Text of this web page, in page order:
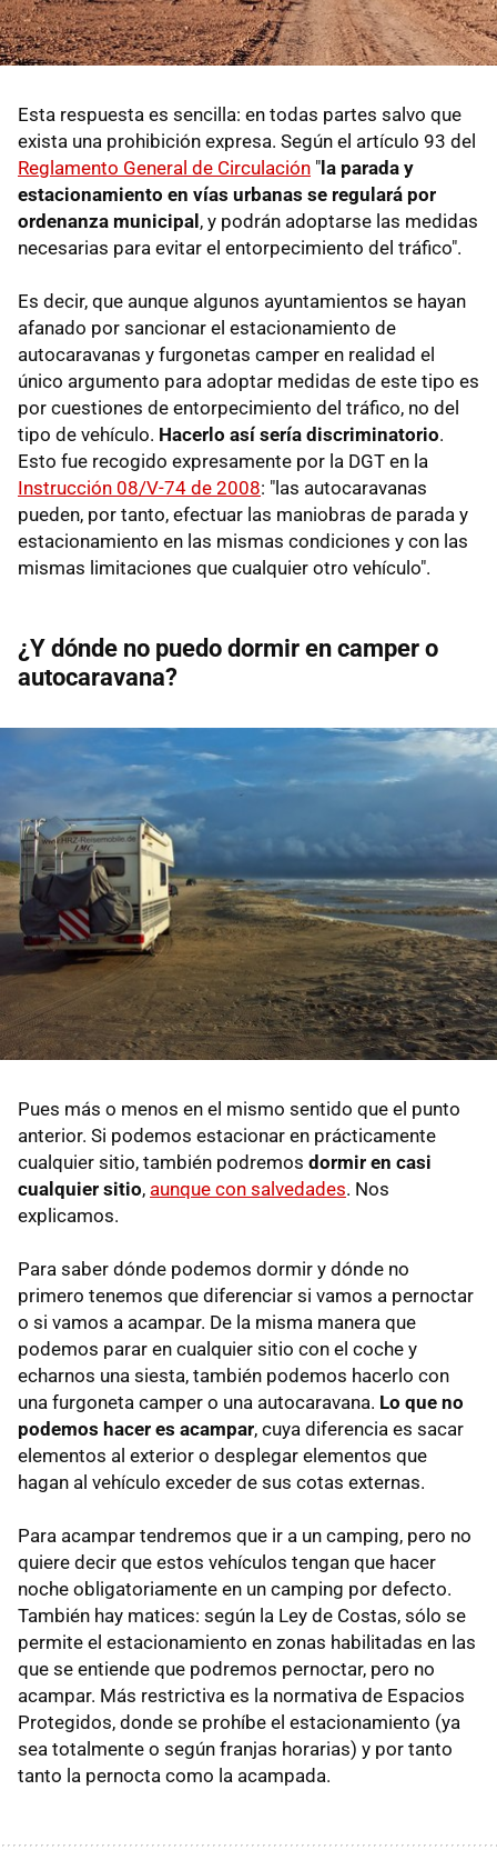
Esta respuesta es sencilla: en todas partes salvo que
exista una prohibición expresa. Según el artículo 93 del
Reglamento General de Circulación " la parada y
estacionamiento en vías urbanas se regulará por
ordenanza municipal , y podrán adoptarse las medidas
necesarias para evitar el entorpecimiento del tráfico".
Es decir, que aunque algunos ayuntamientos se hayan
afanado por sancionar el estacionamiento de
autocaravanas y furgonetas camper en realidad el
único argumento para adoptar medidas de este tipo es
por cuestiones de entorpecimiento del tráfico, no del
tipo de vehículo. Hacerlo así sería discriminatorio.
Esto fue recogido expresamente por la DGT en la
Instrucción 08/V-74 de 2008: "las autocaravanas
pueden, por tanto, efectuar las maniobras de parada y
estacionamiento en las mismas condiciones y con las
mismas limitaciones que cualquier otro vehículo".
¿Y dónde no puedo dormir en camper o
autocaravana?
Pues más o menos en el mismo sentido que el punto
anterior. Si podemos estacionar en prácticamente
cualquier sitio, también podremos dormir en casi
cualquier sitio, aunque con salvedades. Nos
explicamos.
Para saber dónde podemos dormir y dónde no
primero tenemos que diferenciar si vamos a pernoctar
o si vamos a acampar. De la misma manera que
podemos parar en cualquier sitio con el coche y
echarnos una siesta, también podemos hacerlo con
una furgoneta camper o una autocaravana. Lo que no
podemos hacer es acampar, cuya diferencia es sacar
elementos al exterior o desplegar elementos que
hagan al vehículo exceder de sus cotas externas.
Para acampar tendremos que ir a un camping, pero no
quiere decir que estos vehículos tengan que hacer
noche obligatoriamente en un camping por defecto.
También hay matices: según la Ley de Costas, sólo se
permite el estacionamiento en zonas habilitadas en las
que se entiende que podremos pernoctar, pero no
acampar. Más restrictiva es la normativa de Espacios
Protegidos, donde se prohíbe el estacionamiento (ya
sea totalmente o según franjas horarias) y por tanto
tanto la pernocta como la acampada.